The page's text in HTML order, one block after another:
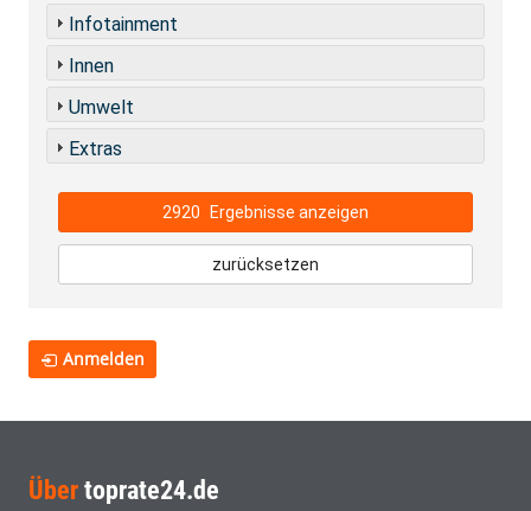
Infotainment
Innen
Umwelt
Extras
2920 Ergebnisse anzeigen
zurücksetzen
Anmelden
Über toprate24.de